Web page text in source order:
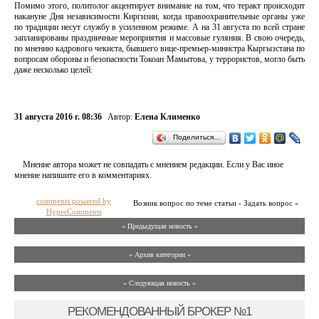
Помимо этого, политолог акцентирует внимание на том, что теракт происходит
накануне Дня независимости Киргизии, когда правоохранительные органы уже
по традиции несут службу в усиленном режиме. А на 31 августа по всей стране
запланированы праздничные мероприятия и массовые гуляния. В свою очередь,
по мнению кадрового чекиста, бывшего вице-премьер-министра Кыргызстана по
вопросам обороны и безопасности Токоан Мамытова, у террористов, могло быть
даже несколько целей.
31 августа 2016 г. 08:36 Автор: Елена Клименко
Поделиться…
Мнение автора может не совпадать с мнением редакции. Если у Вас иное
мнение напишите его в комментариях.
Возник вопрос по теме статьи - Задать вопрос »
comments powered by
HyperComments
« Предыдущая новость «
» Архив категории «
» Следующая новость »
РЕКОМЕНДОВАННЫЙ БРОКЕР №1